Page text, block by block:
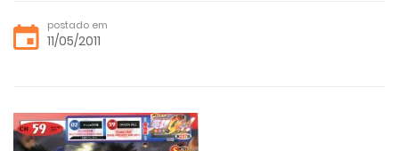
postado em
11/05/2011